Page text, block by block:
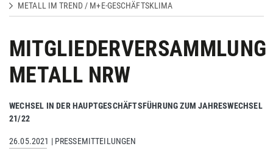
METALL IM TREND / M+E-GESCHÄFTSKLIMA
MITGLIEDERVERSAMMLUNG
METALL NRW
WECHSEL IN DER HAUPTGESCHÄFTSFÜHRUNG ZUM JAHRESWECHSEL
21/22
26.05.2021 | PRESSEMITTEILUNGEN